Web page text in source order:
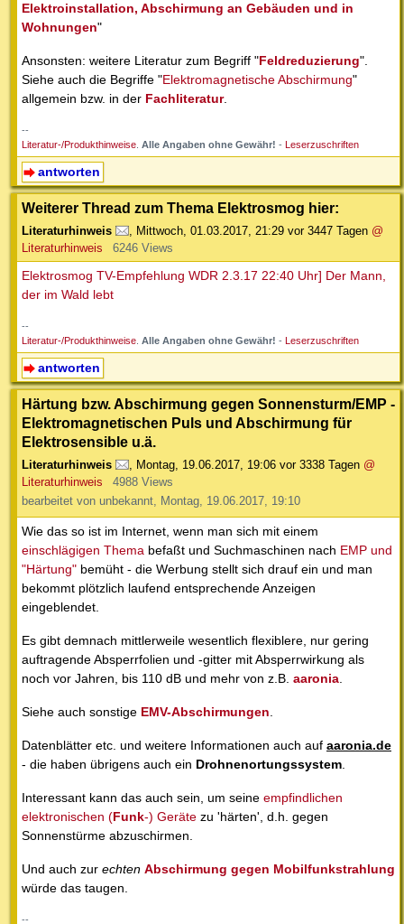
Elektroinstallation, Abschirmung an Gebäuden und in
Wohnungen"
Ansonsten: weitere Literatur zum Begriff "Feldreduzierung".
Siehe auch die Begriffe "Elektromagnetische Abschirmung"
allgemein bzw. in der Fachliteratur.
--
Literatur-/Produkthinweise. Alle Angaben ohne Gewähr! - Leserzuschriften
antworten
Weiterer Thread zum Thema Elektrosmog hier:
Literaturhinweis , Mittwoch, 01.03.2017, 21:29 vor 3447 Tagen @
Literaturhinweis
6246 Views
Elektrosmog TV-Empfehlung WDR 2.3.17 22:40 Uhr] Der Mann,
der im Wald lebt
--
Literatur-/Produkthinweise Alle Angaben ohne Gewähr! - Leserzuschriften
antworten
Härtung bzw. Abschirmung gegen Sonnensturm/EMP -
Elektromagnetischen Puls und Abschirmung für
Elektrosensible u.ä.
Literaturhinweis , Montag, 19.06.2017, 19:06 vor 3338 Tagen @
Literaturhinweis
4988 Views
bearbeitet von unbekannt, Montag, 19.06.2017, 19:10
Wie das so ist im Internet, wenn man sich mit einem
einschlägigen Thema befaßt und Suchmaschinen nach EMP und
"Härtung" bemüht - die Werbung stellt sich drauf ein und man
bekommt plötzlich laufend entsprechende Anzeigen
eingeblendet.
Es gibt demnach mittlerweile wesentlich flexiblere, nur gering
auftragende Absperrfolien und -gitter mit Absperrwirkung als
noch vor Jahren, bis 110 dB und mehr von z.B. aaronia
Siehe auch sonstige EMV-Abschirmungen
Datenblätter etc. und weitere Informationen auch auf aaronia.de
- die haben übrigens auch ein Drohnenortungssystem
Interessant kann das auch sein, um seine empfindlichen
elektronischen (Funk-) Geräte zu 'härten', d.h. gegen
Sonnenstürme abzuschirmen.
Und auch zur echten Abschirmung gegen Mobilfunkstrahlung
würde das taugen.
--